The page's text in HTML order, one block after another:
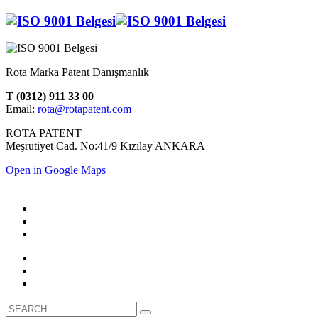
Rota Marka Patent Danışmanlık
T (0312) 911 33 00
Email: rota@rotapatent.com
ROTA PATENT
Meşrutiyet Cad. No:41/9 Kızılay ANKARA
Open in Google Maps